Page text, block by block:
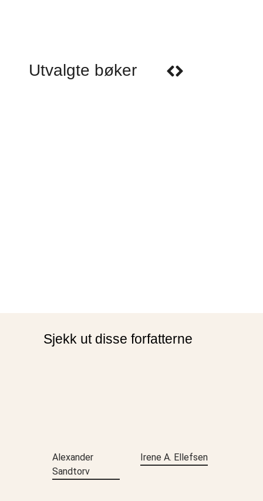
Utvalgte bøker
Sjekk ut disse forfatterne
Alexander
Sandtorv
Irene A. Ellefsen